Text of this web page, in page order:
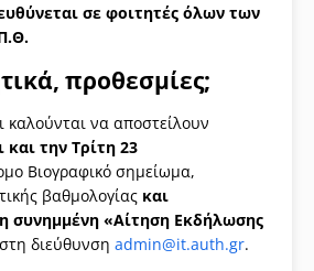
σε φοιτητές όλων των
προθεσμίες;
καλούνται να αποστείλουν
και την Τρίτη 23
Βιογραφικό σημείωμα,
βαθμολογίας και
συνημμένη «Αίτηση Εκδήλωσης
στη διεύθυνση admin@it.auth.gr.